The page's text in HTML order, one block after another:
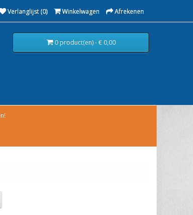
Verlanglijst (0) Winkelwagen Afrekenen
0 product(en) - € 0,00